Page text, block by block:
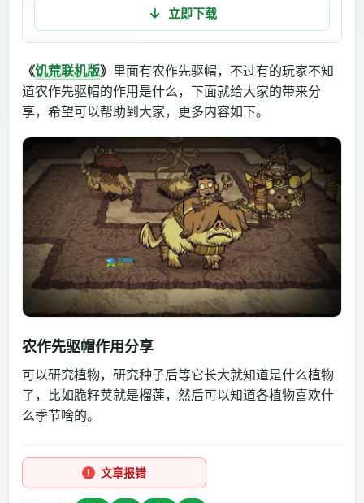
立即下载
《饥荒联机版》 里面有农作先驱帽，不过有的玩家不知
道农作先驱帽的作用是什么，下面就给大家的带来分
享，希望可以帮助到大家，更多内容如下。
农作先驱帽作用分享
可以研究植物，研究种子后等它长大就知道是什么植物
了，比如脆籽荚就是榴莲，然后可以知道各植物喜欢什
么季节啥的。
文章报错